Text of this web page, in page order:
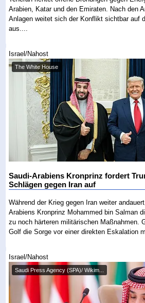
Arabien, Katar und den Emiraten. Nach den
Anlagen weitet sich der Konflikt sichtbar auf
aus....
Israel/Nahost
The White House
Saudi-Arabiens Kronprinz fordert
Schlägen gegen Iran auf
Während der Krieg gegen Iran weiter
Arabiens Kronprinz Mohammed bin Salman
zu noch härteren militärischen Maßnahmen.
Golf die Sorge vor einer direkten Eskalation
Israel/Nahost
Saudi Press Agency (SPA)/ Wikim...